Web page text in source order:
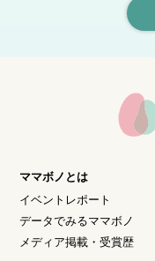
ママボノとは
イベントレポート
データでみるママボノ
メディア掲載・受賞歴